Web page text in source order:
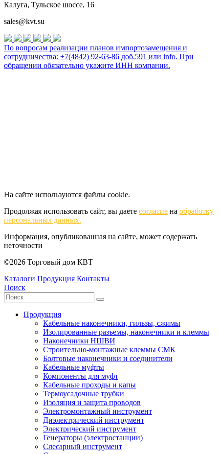
Калуга, Тульское шоссе, 16
sales@kvt.su
По вопросам реализации планов импортозамещения и
сотрудничества: +7(4842) 92-63-86 доб.591 или info. При
обращении обязательно укажите ИНН компании.
На сайте используются файлы cookie.
Продолжая использовать сайт, вы даете согласие на обработку
персональных данных.
Информация, опубликованная на сайте, может содержать
неточности
©2026 Торговый дом КВТ
Каталоги Продукция Контакты
Поиск
Продукция
Кабельные наконечники, гильзы, сжимы
Изолированные разъемы, наконечники и клеммы
Наконечники НШВИ
Строительно-монтажные клеммы СМК
Болтовые наконечники и соединители
Кабельные муфты
Компоненты для муфт
Кабельные проходы и капы
Термоусадочные трубки
Изоляция и защита проводов
Электромонтажный инструмент
Диэлектрический инструмент
Электрический инструмент
Генераторы (электростанции)
Слесарный инструмент